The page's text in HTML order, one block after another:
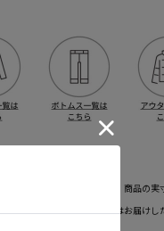
ズ表に記載している数字は、商品の実
に記載している数字あるいはお届け